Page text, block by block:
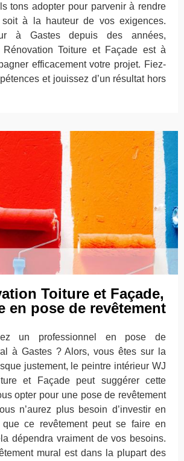
tons adopter pour parvenir à rendre
à la hauteur de vos exigences.
à Gastes depuis des années,
Rénovation Toiture et Façade est à
efficacement votre projet. Fiez-
et jouissez d’un résultat hors
Toiture et Façade,
en pose de revêtement
un professionnel en pose de
à Gastes ? Alors, vous êtes sur la
justement, le peintre intérieur WJ
et Façade peut suggérer cette
opter pour une pose de revêtement
n’aurez plus besoin d’investir en
ce revêtement peut se faire en
dépendra vraiment de vos besoins.
mural est dans la plupart des